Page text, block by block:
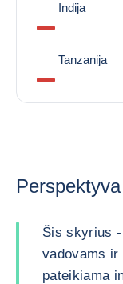
Indija
Tanzanija
Perspektyva
Šis skyrius
vadovams ir
pateikiama